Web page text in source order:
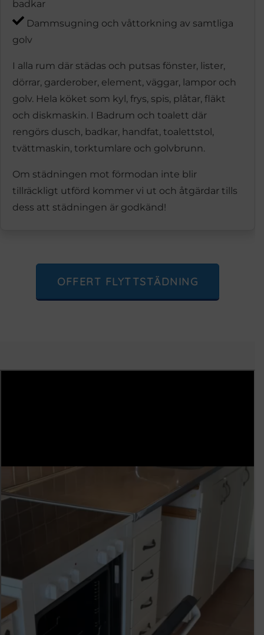
badkar
Dammsugning och våttorkning av samtliga
golv
I alla rum där städas och putsas fönster, lister,
dörrar, garderober, element, väggar, lampor och
golv. Hela köket som kyl, frys, spis, plåtar, fläkt
och diskmaskin. I Badrum och toalett där
rengörs dusch, badkar, handfat, toalettstol,
tvättmaskin, torktumlare och golvbrunn.
Om städningen mot förmodan inte blir
tillräckligt utförd kommer vi ut och åtgärdar tills
dess att städningen är godkänd!
OFFERT FLYTTSTÄDNING